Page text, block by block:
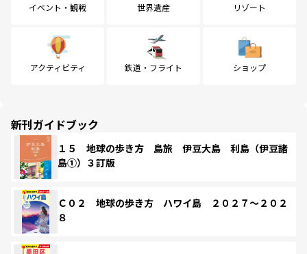
イベント・観戦 世界遺産 リゾート
アクティビティ 鉄道・フライト ショップ
新刊ガイドブック
１５ 地球の歩き方 島旅 伊豆大島 利島（伊豆諸
島①）３訂版
Ｃ０２ 地球の歩き方 ハワイ島 ２０２７～２０２
８